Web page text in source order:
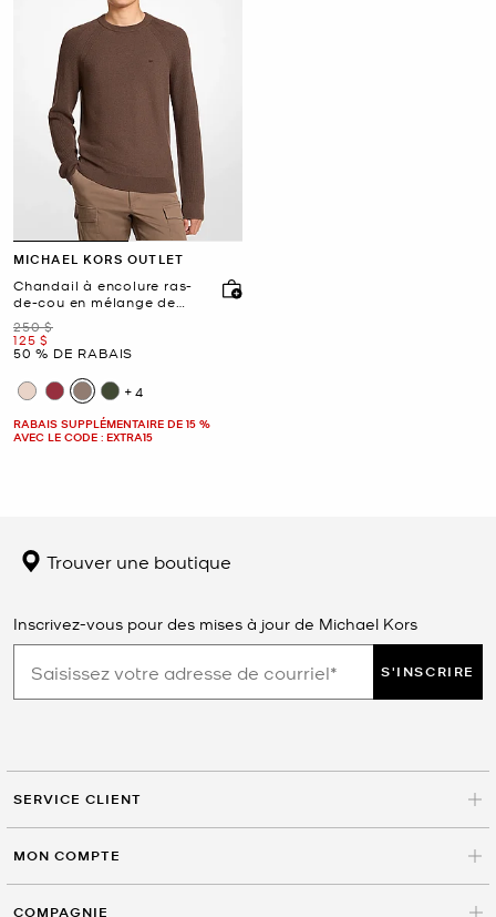
MICHAEL KORS OUTLET
Chandail à encolure ras-
de-cou en mélange de
laine
était
250 $
maintenant
125 $
50 % DE RABAIS
+4
RABAIS SUPPLÉMENTAIRE DE 15 %
AVEC LE CODE : EXTRA15
Trouver une boutique
Inscrivez-vous pour des mises à jour de Michael Kors
S'INSCRIRE
SERVICE CLIENT
MON COMPTE
COMPAGNIE